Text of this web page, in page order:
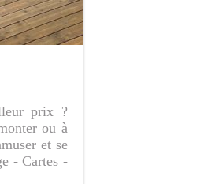
prix ?
ou à
et se
- Cartes -